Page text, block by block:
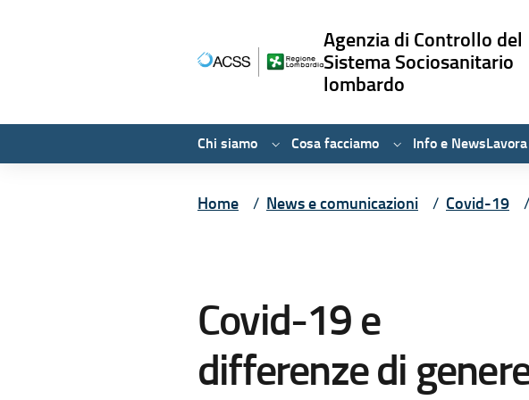
Agenzia di Controllo del
Sistema Sociosanitario
lombardo
Chi siamo Cosa facciamo Info e News
Home News e comunicazioni Covid-19
Covid-19 e
differenze di